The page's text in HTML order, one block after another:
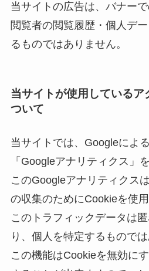
当サイトの広告は、バナーで
閲覧者の閲覧履歴・個人デ
るものではありません。
当サイトが使用しているア
ついて
当サイトでは、Googleによ
「Googleアナリティクス」
このGoogleアナリティクス
の収集のためにCookieを使用
このトラフィックデータは
り、個人を特定するものでは
この機能はCookieを無効に